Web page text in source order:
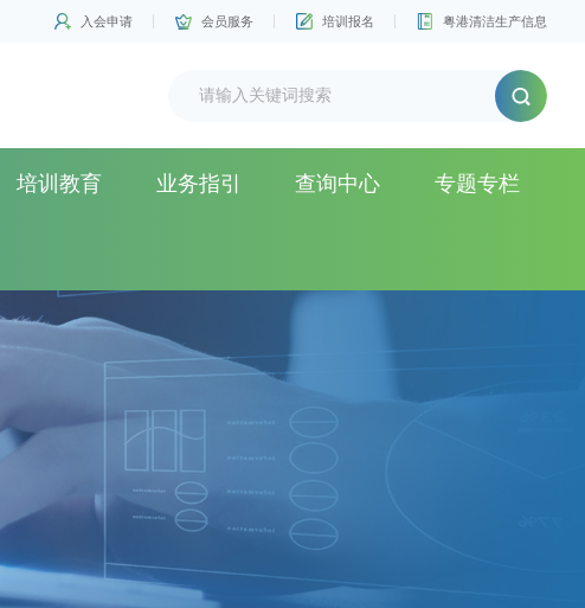
入会申请 会员服务 培训报名 粤港清洁生产信息
培训教育 业务指引 查询中心 专题专栏